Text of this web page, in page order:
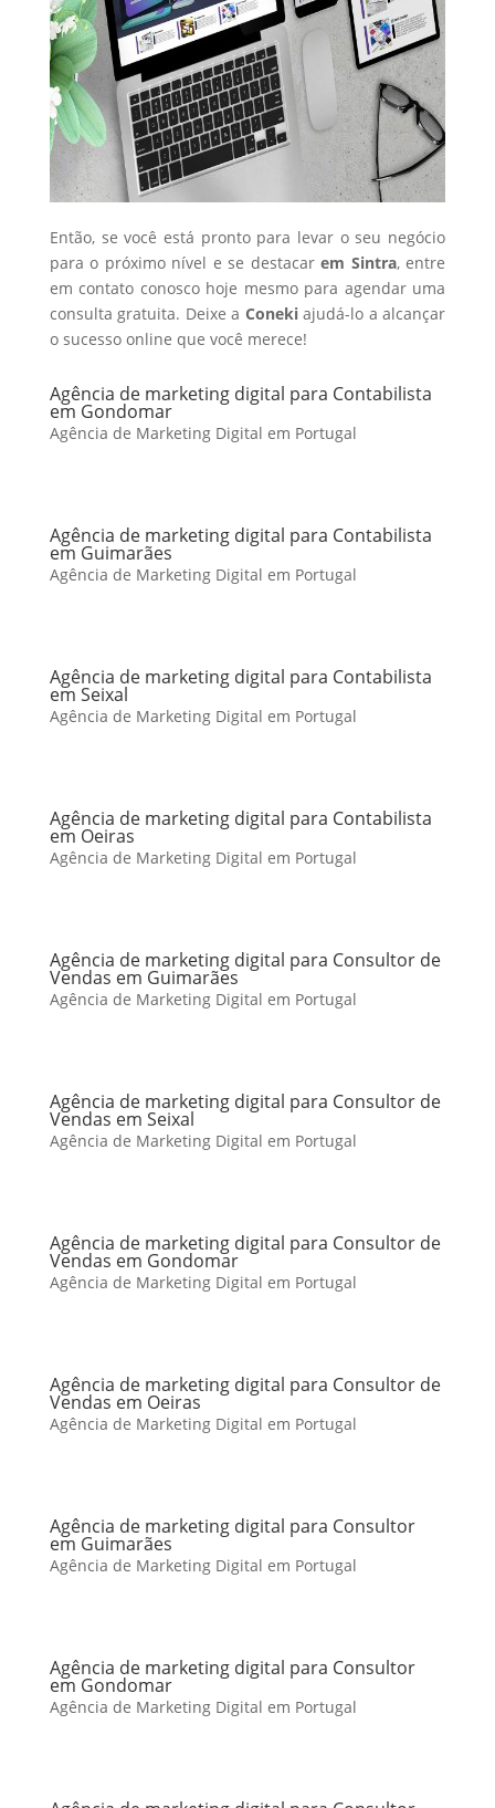
Então, se você está pronto para levar o seu negócio
para o próximo nível e se destacarem Sintra, entre
em contato conosco hoje mesmo para agendar uma
consulta gratuita. Deixe a Conekiajudá-lo a alcançar
o sucesso online que você merece!
Agência de marketing digital para Contabilista
em Gondomar
Agência de Marketing Digital em Portugal
Agência de marketing digital para Contabilista
em Guimarães
Agência de Marketing Digital em Portugal
Agência de marketing digital para Contabilista
em Seixal
Agência de Marketing Digital em Portugal
Agência de marketing digital para Contabilista
em Oeiras
Agência de Marketing Digital em Portugal
Agência de marketing digital para Consultor de
Vendas em Guimarães
Agência de Marketing Digital em Portugal
Agência de marketing digital para Consultor de
Vendas em Seixal
Agência de Marketing Digital em Portugal
Agência de marketing digital para Consultor de
Vendas em Gondomar
Agência de Marketing Digital em Portugal
Agência de marketing digital para Consultor de
Vendas em Oeiras
Agência de Marketing Digital em Portugal
Agência de marketing digital para Consultor
em Guimarães
Agência de Marketing Digital em Portugal
Agência de marketing digital para Consultor
em Gondomar
Agência de Marketing Digital em Portugal